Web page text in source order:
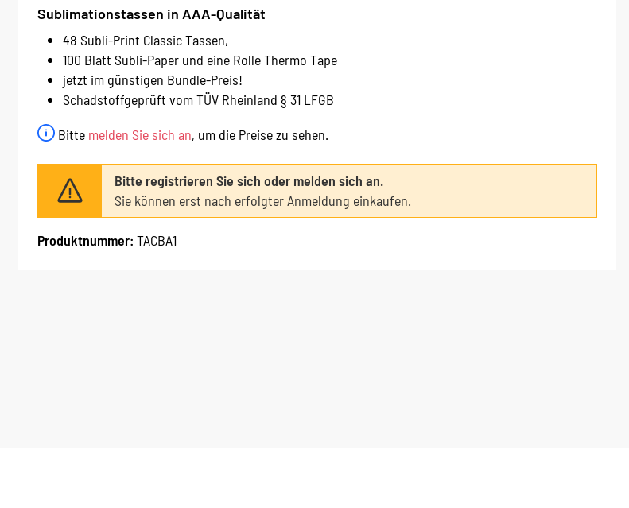
Sublimationstassen in AAA-Qualität
48 Subli-Print Classic Tassen,
100 Blatt Subli-Paper und eine Rolle Thermo Tape
jetzt im günstigen Bundle-Preis!
Schadstoffgeprüft vom TÜV Rheinland § 31 LFGB
Bitte melden Sie sich an, um die Preise zu sehen.
Bitte registrieren Sie sich oder melden sich an.
Sie können erst nach erfolgter Anmeldung einkaufen.
Produktnummer: TACBA1